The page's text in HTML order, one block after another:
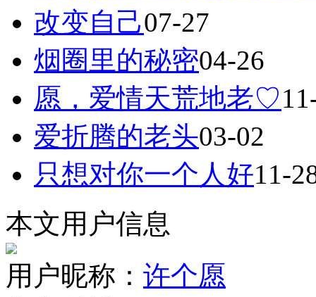
改变自己07-27
烟圈里的秘密04-26
愿，爱情天荒地老♡
爱折腾的老头03-02
只想对你一个人好11-
本文用户信息
用户昵称： 许个愿